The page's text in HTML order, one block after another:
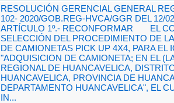
RESOLUCIÓN GERENCIAL GENERAL
102- 2020/GOB.REG-HVCA/GGR DEL 12/
ARTÍCULO 1º.- RECONFORMAR
EL
SELECCIÓN DEL PROCEDIMIENTO DE
DE CAMIONETAS PICK UP 4X4, PARA EL
"ADQUISICION DE CAMIONETA; EN EL
REGIONAL DE HUANCAVELICA,
HUANCAVELICA, PROVINCIA DE
DEPARTAMENTO HUANCAVELICA", EL
IN...